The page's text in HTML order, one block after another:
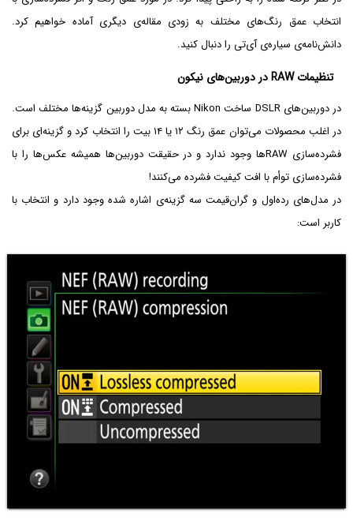
انتخاب عمق رنگ‌های مختلف به زودی مقاله‌ی دیگری آماده خواهیم کرد.
دانش‌نامه‌ی سیاره‌ی آی‌تی را دنبال کنید.
تنظیمات RAW در دوربین‌های نیکون
در دوربین‌های DSLR ساخت Nikon بسته به مدل دوربین گزینه‌ها مختلف است.
در اغلب محصولات می‌توان عمق رنگ ۱۲ یا ۱۴ بیت را انتخاب کرد و گزینه‌ای برای
فشرده‌سازی RAWها وجود ندارد و در حقیقت دوربین‌ها همیشه عکس‌ها را با
فشرده‌سازی توأم با افت کیفیت فشرده می‌کنند!
در مدل‌های رده‌اول و گران‌قیمت سه گزینه‌ی اشاره شده وجود دارد و انتخاب با
کاربر است: